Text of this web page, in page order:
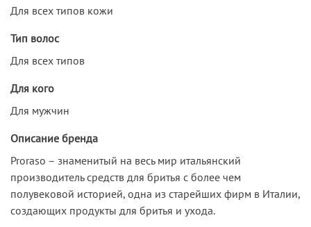
Для всех типов кожи
Тип волос
Для всех типов
Для кого
Для мужчин
Описание бренда
Proraso – знаменитый на весь мир итальянский
производитель средств для бритья с более чем
полувековой историей, одна из старейших фирм в Италии,
создающих продукты для бритья и ухода.